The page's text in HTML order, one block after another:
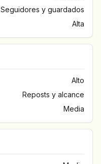
Seguidores y guardados
Alta
Alto
Reposts y alcance
Media